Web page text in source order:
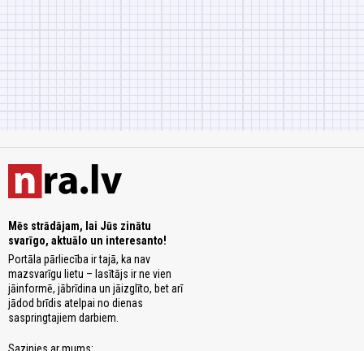
Mēs strādājam, lai Jūs zinātu
svarīgo, aktuālo un interesanto!
Portāla pārliecība ir tajā, ka nav
mazsvarīgu lietu – lasītājs ir ne vien
jāinformē, jābrīdina un jāizglīto, bet arī
jādod brīdis atelpai no dienas
saspringtajiem darbiem.